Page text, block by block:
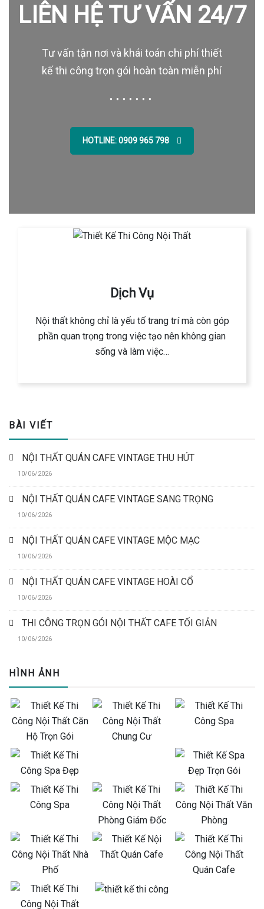
LIÊN HỆ TƯ VẤN 24/7
Tư vấn tận nơi và khái toán chi phí thiết
kế thi công trọn gói hoàn toàn miễn phí
HOTLINE: 0909 965 798
Dịch Vụ
Nội thất không chỉ là yếu tố trang trí mà còn góp
phần quan trọng trong việc tạo nên không gian
sống và làm việc…
BÀI VIẾT
NỘI THẤT QUÁN CAFE VINTAGE THU HÚT
10/06/2026
NỘI THẤT QUÁN CAFE VINTAGE SANG TRỌNG
10/06/2026
NỘI THẤT QUÁN CAFE VINTAGE MỘC MẠC
10/06/2026
NỘI THẤT QUÁN CAFE VINTAGE HOÀI CỔ
10/06/2026
THI CÔNG TRỌN GÓI NỘI THẤT CAFE TỐI GIẢN
10/06/2026
HÌNH ẢNH